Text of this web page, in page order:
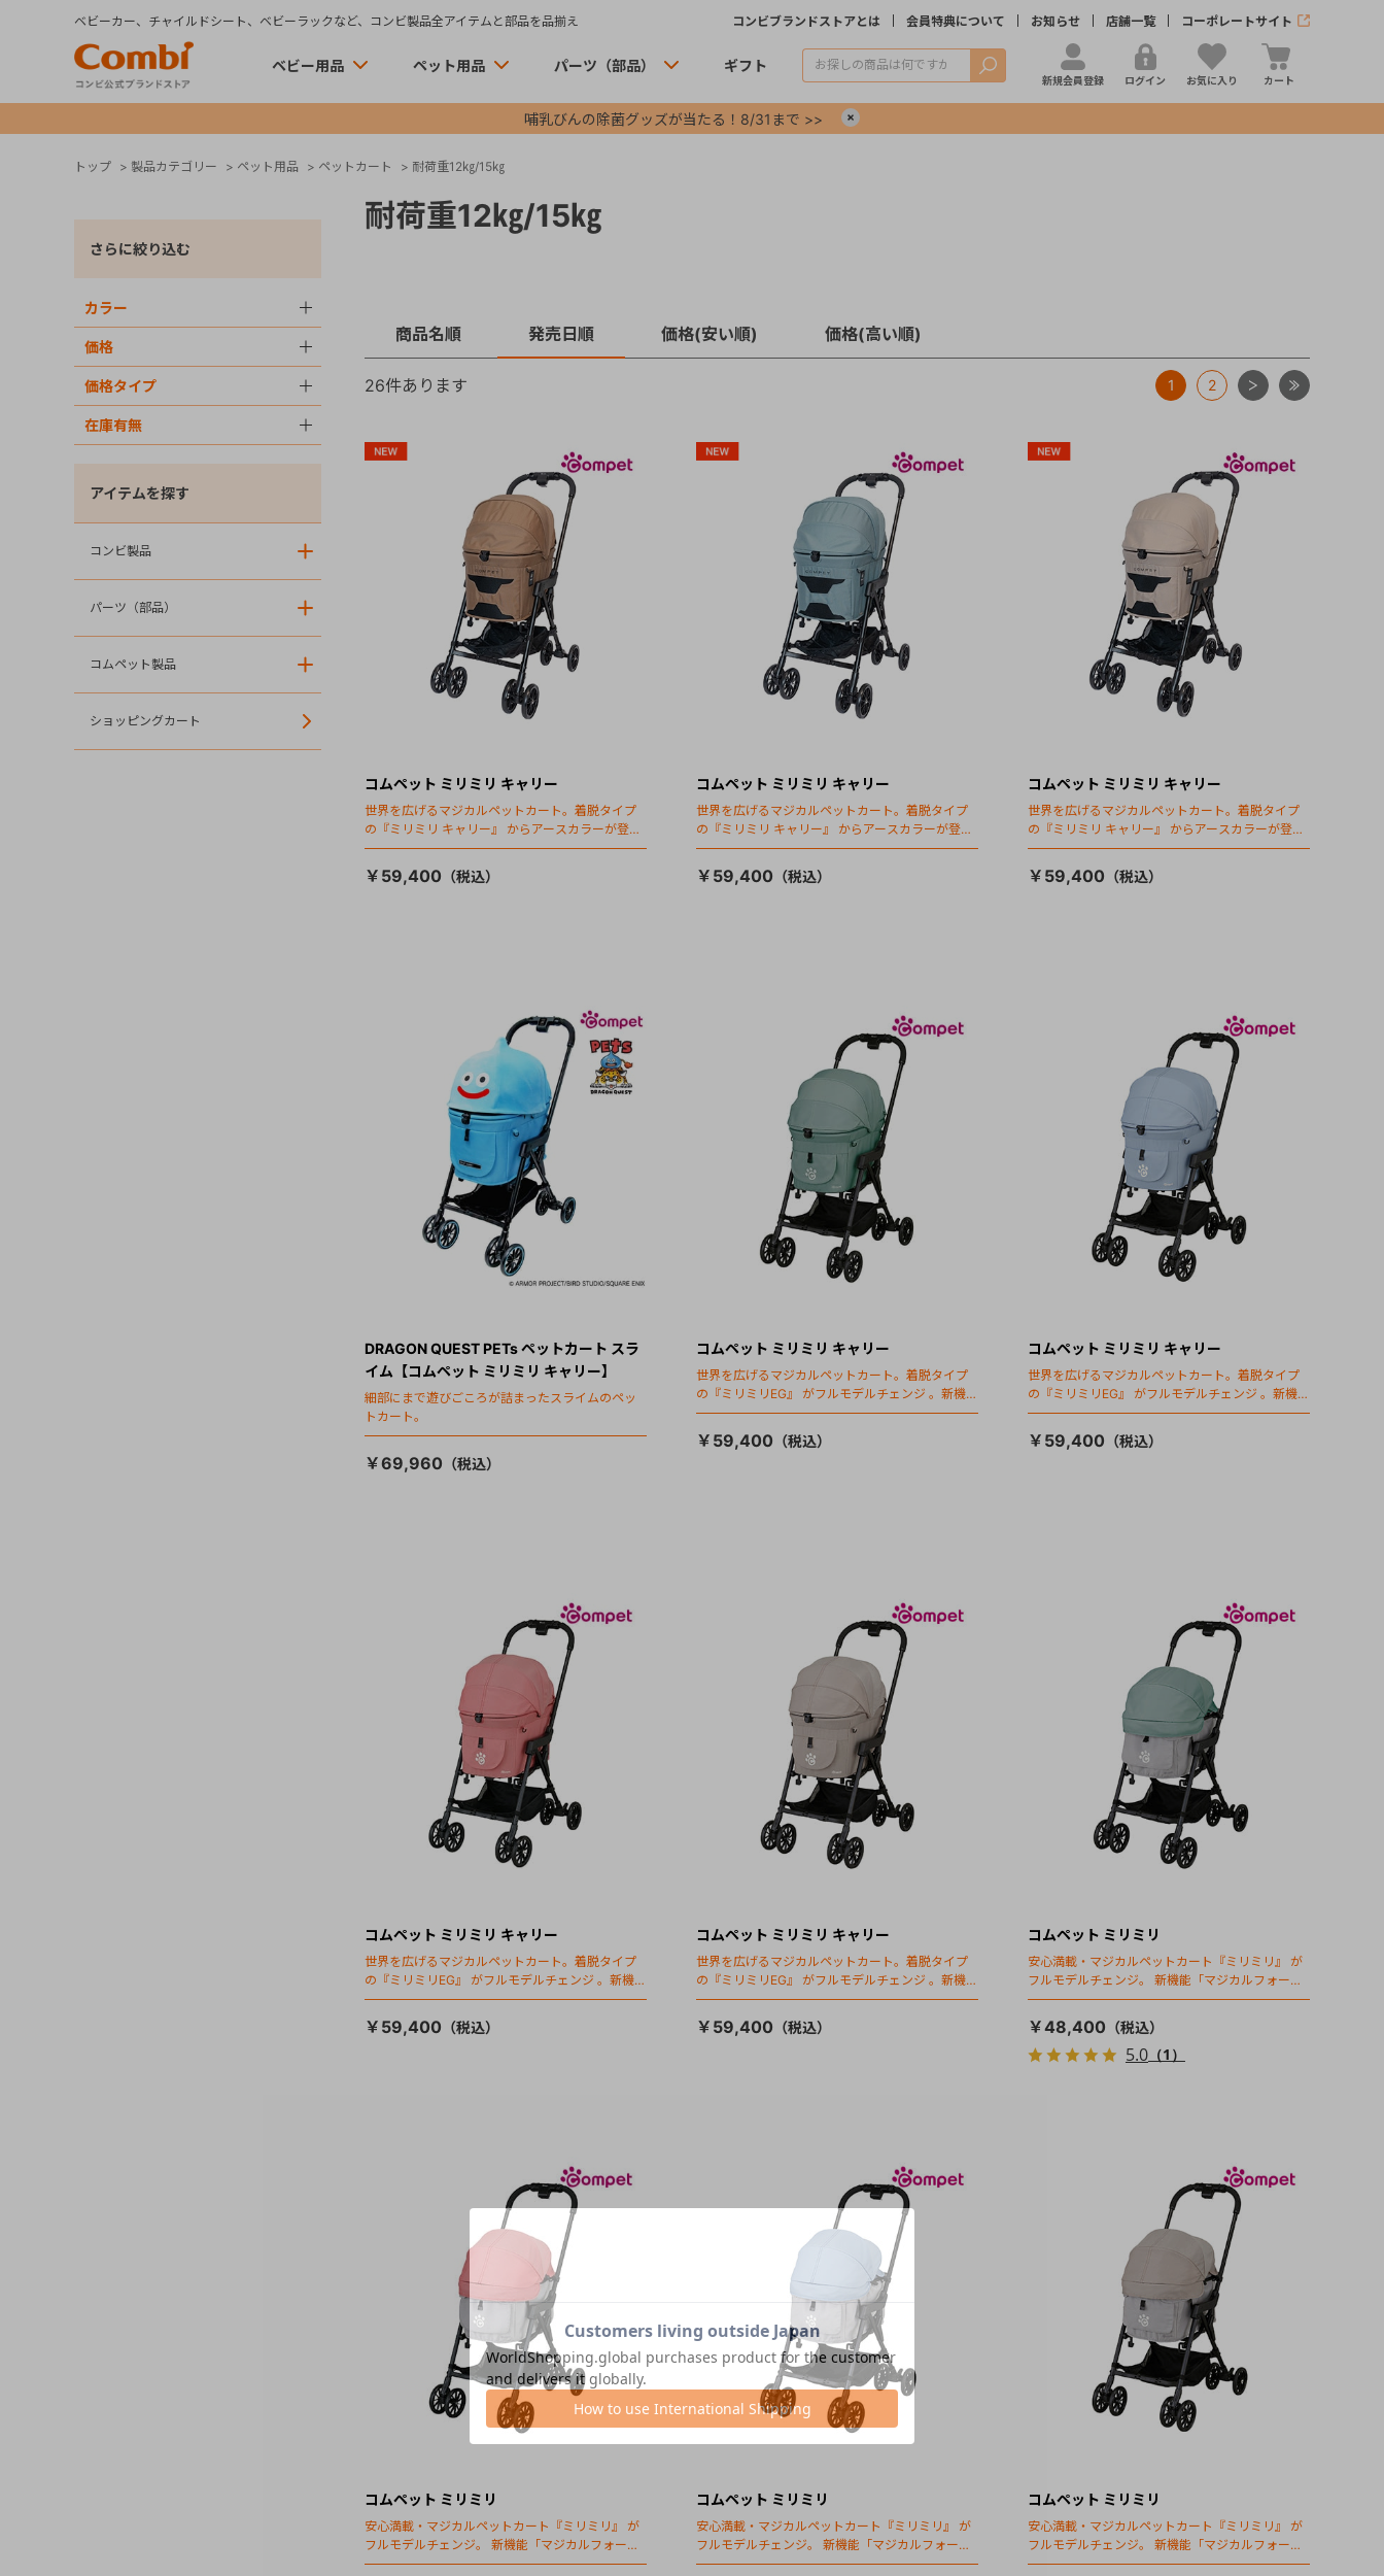
ベビーカー、チャイルドシート、ベビーラックなど、コンビ製品全アイテムと部品を品揃え コンビブランドストアとは 会員特典について お知らせ 店舗一覧 コーポレートサイト
ベビー用品 ペット用品 パーツ（部品） ギフト 検索
新規会員登録 ログイン お気に入り カート
哺乳びんの除菌グッズが当たる！8/31まで >>
トップ > 製品カテゴリー > ペット用品 > ペットカート > 耐荷重12㎏/15㎏
さらに絞り込む
カラー
価格
価格タイプ
在庫有無
アイテムを探す
コンビ製品
パーツ（部品）
コムペット製品
ショッピングカート
耐荷重12㎏/15㎏
商品名順 発売日順 価格(安い順) 価格(高い順)
26件あります 1 2 次 最後
コムペット ミリミリ キャリー
世界を広げるマジカルペットカート。着脱タイプ
の『ミリミリ キャリー』 からアースカラーが登
場！
￥59,400
コムペット ミリミリ キャリー
世界を広げるマジカルペットカート。着脱タイプ
の『ミリミリ キャリー』 からアースカラーが登
場！
￥59,400
コムペット ミリミリ キャリー
世界を広げるマジカルペットカート。着脱タイプ
の『ミリミリ キャリー』 からアースカラーが登
場！
￥59,400
DRAGON QUEST PETs ペットカート スラ
イム【コムペット ミリミリ キャリー】
細部にまで遊びごころが詰まったスライムのペッ
トカート。
￥69,960
コムペット ミリミリ キャリー
世界を広げるマジカルペットカート。着脱タイプ
の『ミリミリEG』 がフルモデルチェンジ 。新機能
「マジカルフォールディング」搭載
￥59,400
コムペット ミリミリ キャリー
世界を広げるマジカルペットカート。着脱タイプ
の『ミリミリEG』 がフルモデルチェンジ 。新機能
「マジカルフォールディング」搭載
￥59,400
コムペット ミリミリ キャリー
世界を広げるマジカルペットカート。着脱タイプ
の『ミリミリEG』 がフルモデルチェンジ 。新機能
「マジカルフォールディング」搭載
￥59,400
コムペット ミリミリ キャリー
世界を広げるマジカルペットカート。着脱タイプ
の『ミリミリEG』 がフルモデルチェンジ 。新機能
「マジカルフォールディング」搭載
￥59,400
コムペット ミリミリ
安心満載・マジカルペットカート『ミリミリ』 が
フルモデルチェンジ。 新機能「マジカルフォール
ディング」搭載
￥48,400
5.0（1）
コムペット ミリミリ
安心満載・マジカルペットカート『ミリミリ』 が
フルモデルチェンジ。 新機能「マジカルフォール
ディング」搭載
コムペット ミリミリ
安心満載・マジカルペットカート『ミリミリ』 が
フルモデルチェンジ。 新機能「マジカルフォール
ディング」搭載
コムペット ミリミリ
安心満載・マジカルペットカート『ミリミリ』 が
フルモデルチェンジ。 新機能「マジカルフォール
ディング」搭載